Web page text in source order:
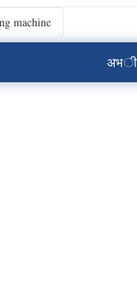
machine
अभी